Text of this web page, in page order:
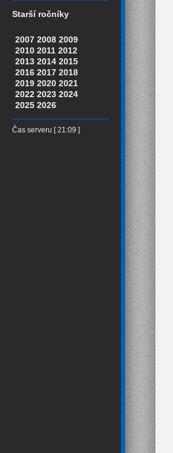
Starší ročníky
2007 2008 2009
2010 2011 2012
2013 2014 2015
2016 2017 2018
2019 2020 2021
2022 2023 2024
2025 2026
Čas serveru [ 21:09 ]